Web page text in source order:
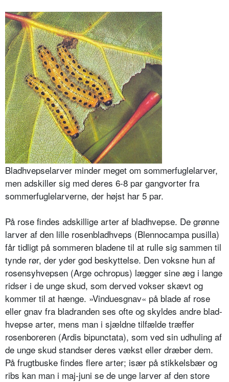
Bladhvepselarver minder meget om sommerfuglelarver,
men adskiller sig med deres 6-8 par gangvorter fra
sommerfuglelarverne, der højst har 5 par.
På rose findes adskillige arter af blad­hvepse. De grønne
larver af den lille rosenbladhveps (Blennocampa pusilla)
får tidligt på sommeren bladene til at rulle sig sammen til
tynde rør, der yder god beskyttelse. Den voksne hun af
rosensyhvepsen (Arge ochropus) læg­ger sine æg i lange
ridser i de unge skud, som derved vokser skævt og
kommer til at hænge. »Vinduesgnav« på blade af rose
eller gnav fra bladran­den ses ofte og skyldes andre blad­
hvepse arter, mens man i sjældne tilfæl­de træffer
rosenboreren (Ardis bipunc­tata), som ved sin udhuling af
de unge skud standser deres vækst eller dræber dem.
På frugtbuske findes flere arter; især på stikkelsbær og
ribs kan man i maj­-juni se de unge larver af den store